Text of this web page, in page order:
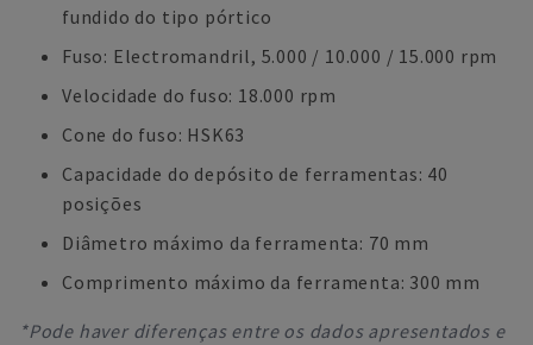
fundido do tipo pórtico
Fuso: Electromandril, 5.000 / 10.000 / 15.000 rpm
Velocidade do fuso: 18.000 rpm
Cone do fuso: HSK63
Capacidade do depósito de ferramentas: 40
posições
Diâmetro máximo da ferramenta: 70 mm
Comprimento máximo da ferramenta: 300 mm
*Pode haver diferenças entre os dados apresentados e